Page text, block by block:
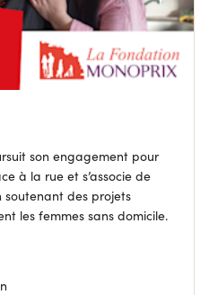
son engagement pour
à la rue et s’associe de
soutenant des projets
les femmes sans domicile.